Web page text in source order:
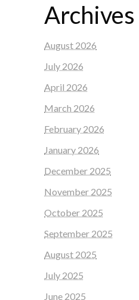
Archives
August 2026
July 2026
April 2026
March 2026
February 2026
January 2026
December 2025
November 2025
October 2025
September 2025
August 2025
July 2025
June 2025